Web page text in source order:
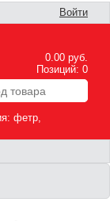
Войти
0.00 руб.
Позиций: 0
фетр,